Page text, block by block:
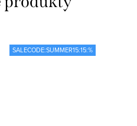
SALECODE:SUMMER15:15:%